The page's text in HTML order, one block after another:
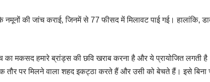
की जांच कराई, जिनमें से 77 फीसद में मिलावट पाई गई। हालांकि,
मकसद हमारे ब्रांड्स की छवि खराब करना है और ये प्रायोजित लगती
तौर पर मिलने वालाशहदइकट्ठा करते हैं और उसी को बेचते हैं। इसे बिना